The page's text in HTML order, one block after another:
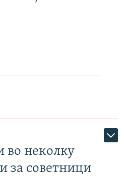
во неколку
за советници